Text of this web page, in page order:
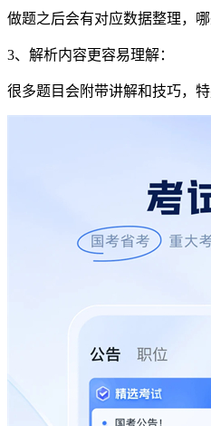
做题之后会有对应数据整理，
3、解析内容更容易理解：
很多题目会附带讲解和技巧，